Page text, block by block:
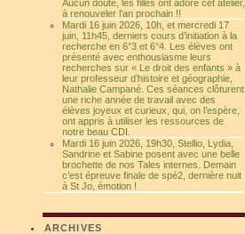
Aucun doute, les filles ont adoré cet atelier,
à renouveler l’an prochain !!
Mardi 16 juin 2026, 10h, et mercredi 17
juin, 11h45, derniers cours d’initiation à la
recherche en 6°3 et 6°4. Les élèves ont
présenté avec enthousiasme leurs
recherches sur « Le droit des enfants » à
leur professeur d’histoire et géographie,
Nathalie Campané. Ces séances clôturent
une riche année de travail avec des
élèves joyeux et curieux, qui, on l’espère,
ont appris à utiliser les ressources de
notre beau CDI.
Mardi 16 juin 2026, 19h30, Stellio, Lydia,
Sandrine et Sabine posent avec une belle
brochette de nos Tales internes. Demain
c’est épreuve finale de spé2, dernière nuit
à St Jo, émotion !
ARCHIVES